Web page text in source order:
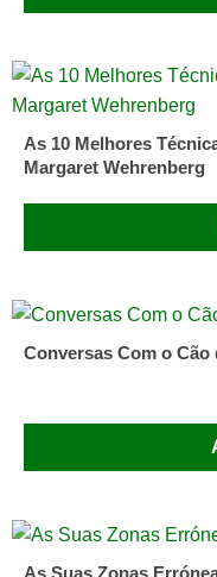
As 10 Melhores
Margaret Wehrenberg
Conversas Com o